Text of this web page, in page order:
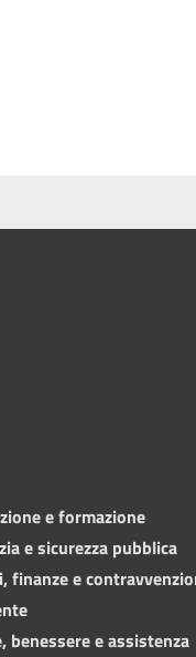
e formazione
e sicurezza pubblica
finanze e
benessere e assistenza